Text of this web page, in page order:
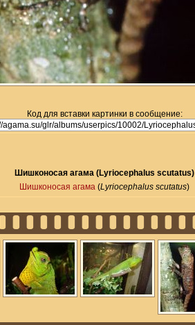
Код для вставки картинки в сообщение:
Шишконосая агама (Lyriocephalus scutatus)
Шишконосая агама (Lyriocephalus scutatus)